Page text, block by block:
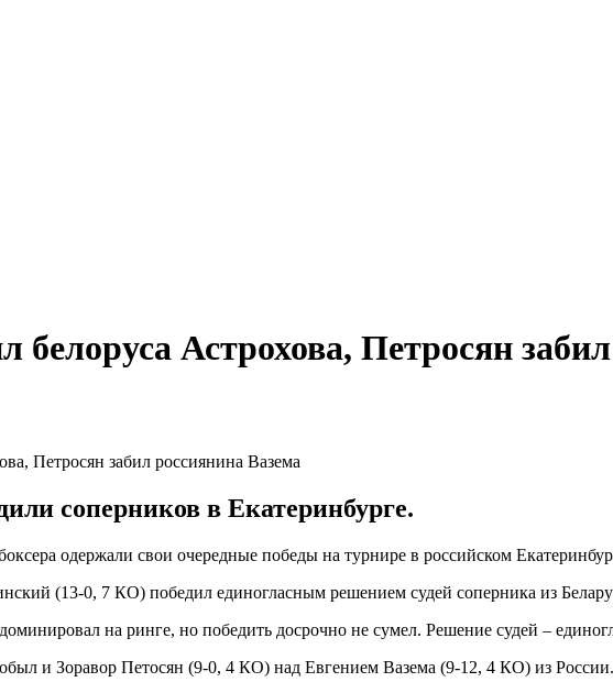
белоруса Астрохова, Петросян
соперников в Екатеринбурге.
одержали свои очередные победы на турнире в российском
(13-0, 7 КО) победил единогласным решением судей соперника из
на ринге, но победить досрочно не сумел. Решение судей –
и Зоравор Петосян (9-0, 4 КО) над Евгением Вазема (9-12, 4 КО) из России.